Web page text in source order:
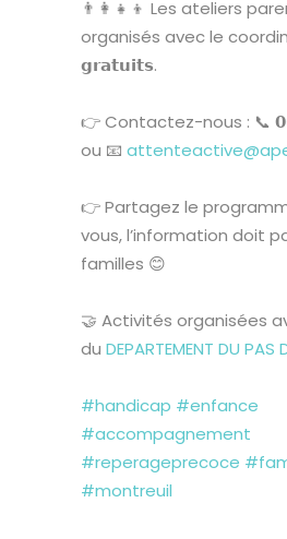
👨‍👩‍👧‍👦 Les ateliers
organisés avec le
𝗴𝗿𝗮𝘁𝘂𝗶𝘁𝘀.
👉 Contactez-nous : 📞
ou 📧
👉 Partagez le
vous, l’information doit
familles 😊
🤝 Activités organisées
du DEPARTEMENT DU PAS
#handicap #enfance
#accompagnement
#reperageprecoce
#montreuil